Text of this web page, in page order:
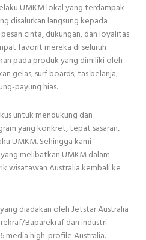
UMKM lokal yang terdampak
disalurkan langsung kepada
cinta, dukungan, dan loyalitas
favorit mereka di seluruh
pada produk yang dimiliki oleh
gelas, surf boards, tas belanja,
payung hias.
untuk mendukung dan
yang konkret, tepat sasaran,
UMKM. Sehingga kami
melibatkan UMKM dalam
wisatawan Australia kembali ke
diadakan oleh Jetstar Australia
Baparekraf dan industri
media high-profile Australia.